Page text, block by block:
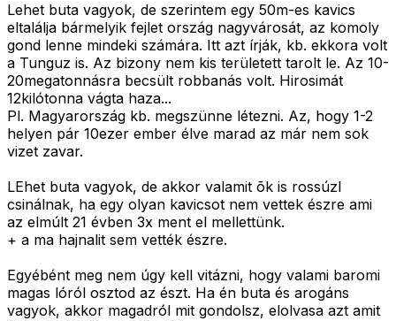
Lehet buta vagyok, de szerintem egy 50m-es kavics
eltalálja bármelyik fejlet ország nagyvárosát, az komoly
gond lenne mindeki számára. Itt azt írják, kb. ekkora volt
a Tunguz is. Az bizony nem kis területett tarolt le. Az 10-
20megatonnásra becsült robbanás volt. Hirosimát
12kilótonna vágta haza...
Pl. Magyarország kb. megszünne létezni. Az, hogy 1-2
helyen pár 10ezer ember élve marad az már nem sok
vizet zavar.
LEhet buta vagyok, de akkor valamit õk is rossúzl
csinálnak, ha egy olyan kavicsot nem vettek észre ami
az elmúlt 21 évben 3x ment el mellettünk.
+ a ma hajnalit sem vették észre.
Egyébént meg nem úgy kell vitázni, hogy valami baromi
magas lóról osztod az észt. Ha én buta és arogáns
vagyok, akkor magadról mit gondolsz, elolvasa azt amit